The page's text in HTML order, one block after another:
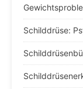
Schilddrüse: